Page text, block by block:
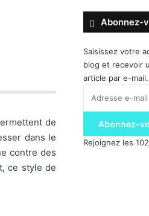
de
dans le
contre des
ce style de
Abonnez-
Saisissez votre
blog et recevoir
article par e-mail.
e-
Abonnez-
Rejoignez les